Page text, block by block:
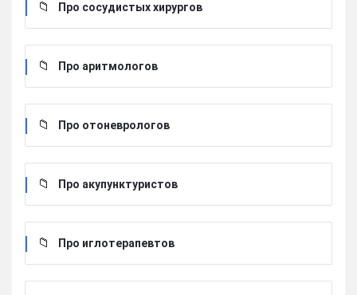
Про сосудистых хирургов
Про аритмологов
Про отоневрологов
Про акупунктуристов
Про иглотерапевтов